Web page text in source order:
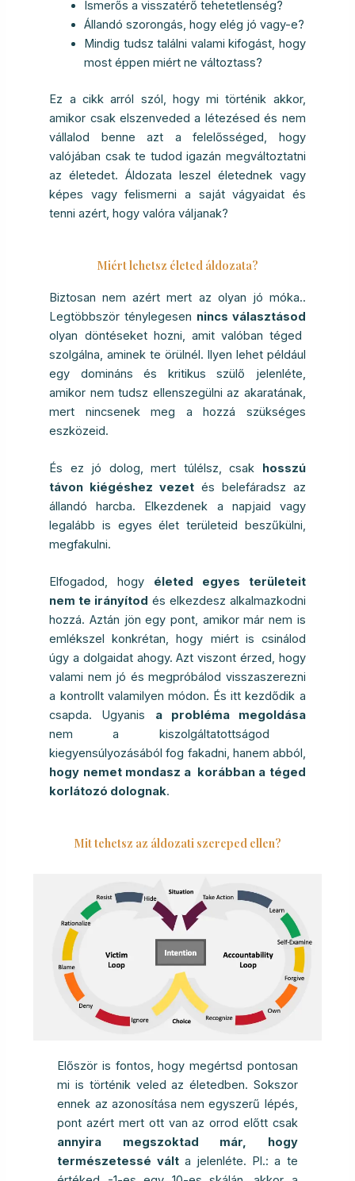
Ismerős a visszatérő tehetetlenség?
Állandó szorongás, hogy elég jó vagy-e?
Mindig tudsz találni valami kifogást, hogy
most éppen miért ne változtass?
Ez a cikk arról szól, hogy mi történik akkor,
amikor csak elszenveded a létezésed és nem
vállalod benne azt a felelősséged, hogy
valójában csak te tudod igazán megváltoztatni
az életedet.Áldozata leszel életednek vagy
képes vagy felismerni a saját vágyaidat és
tenni azért, hogy valóra váljanak?
Miért lehetsz életed áldozata?
Biztosan nem azért mert az olyan jó móka..
Legtöbbször ténylegesen nincs választásod
olyan döntéseket hozni, amit valóban téged
szolgálna, aminek te örülnél. Ilyen lehet például
egy domináns és kritikus szülő jelenléte,
amikor nem tudsz ellenszegülni az akaratának,
mert nincsenek meg a hozzá szükséges
eszközeid.
És ez jó dolog, mert túlélsz, csak hosszú
távon kiégéshez vezet és belefáradsz az
állandó harcba. Elkezdenek a napjaid vagy
legalább is egyes élet területeid beszűkülni,
megfakulni.
Elfogadod, hogy életed egyes területeit
nem te irányítod és elkezdesz alkalmazkodni
hozzá. Aztán jön egy pont, amikor már nem is
emlékszel konkrétan, hogy miért is csinálod
úgy a dolgaidat ahogy. Azt viszont érzed, hogy
valami nem jó és megpróbálod visszaszerezni
a kontrollt valamilyen módon. És itt kezdődik a
csapda. Ugyanis a probléma megoldása
nem a kiszolgáltatottságod
kiegyensúlyozásából fog fakadni, hanem abból,
hogy nemet mondasz a korábban a téged
korlátozó dolognak.
Mit tehetsz az áldozati szereped ellen?
Először is fontos, hogy megértsd pontosan
mi is történik veled az életedben. Sokszor
ennek az azonosítása nem egyszerű lépés,
pont azért mert ott van az orrod előtt csak
annyira megszoktad már, hogy
természetessé válta jelenléte. Pl.: a te